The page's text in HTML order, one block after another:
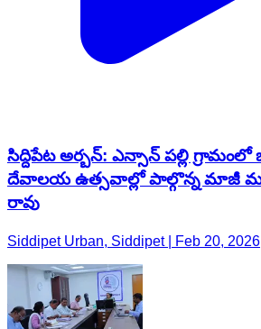
సిద్దిపేట అర్బన్: ఎన్సాన్ పల్లి గ్రామంలో
దేవాలయ ఉత్సవాల్లో పాల్గొన్న మాజీ
రావు
Siddipet Urban, Siddipet | Feb 20, 2026